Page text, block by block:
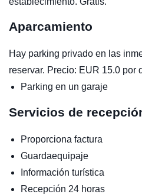
Aparcamiento
Hay parking privado en las
reservar. Precio: EUR 15.0 por
Parking en un garaje
Servicios de
Proporciona factura
Guardaequipaje
Información turística
Recepción 24 horas